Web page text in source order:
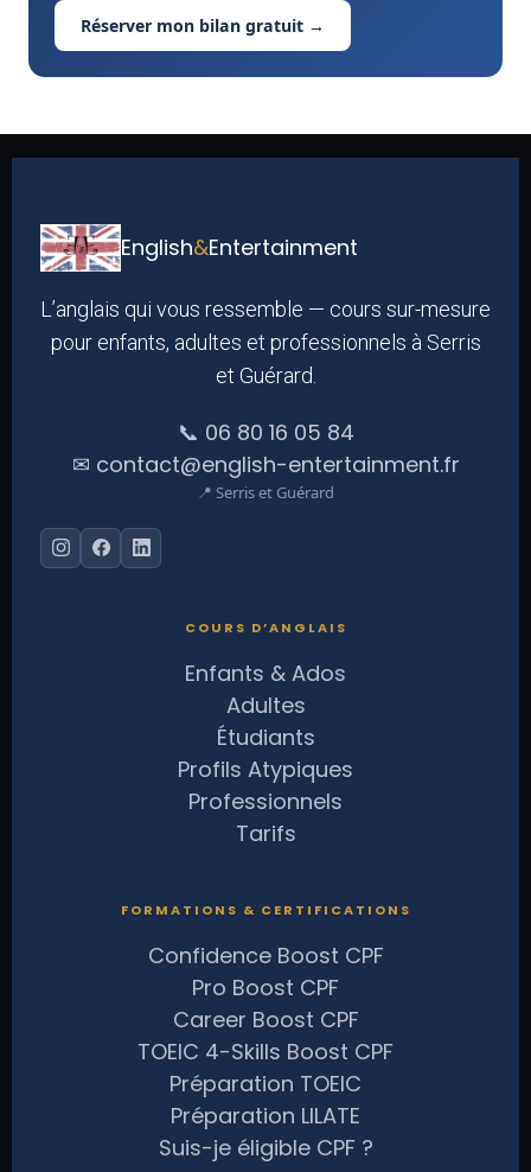
Réserver mon bilan gratuit →
English&Entertainment
L’anglais qui vous ressemble — cours sur-mesure
pour enfants, adultes et professionnels à Serris
et Guérard.
📞 06 80 16 05 84
✉ contact@english-entertainment.fr
📍 Serris et Guérard
COURS D’ANGLAIS
Enfants & Ados
Adultes
Étudiants
Profils Atypiques
Professionnels
Tarifs
FORMATIONS & CERTIFICATIONS
Confidence Boost CPF
Pro Boost CPF
Career Boost CPF
TOEIC 4-Skills Boost CPF
Préparation TOEIC
Préparation LILATE
Suis-je éligible CPF ?